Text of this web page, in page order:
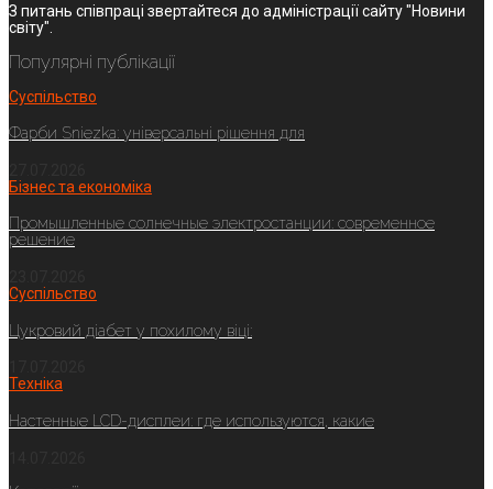
З питань співпраці звертайтеся до адміністрації сайту "Новини
світу".
Популярні публікації
Суспільство
Фарби Sniezka: універсальні рішення для
Бізнес та економіка
Промышленные солнечные электростанции: современное
решение
Суспільство
Цукровий діабет у похилому віці:
Техніка
Настенные LCD-дисплеи: где используются, какие